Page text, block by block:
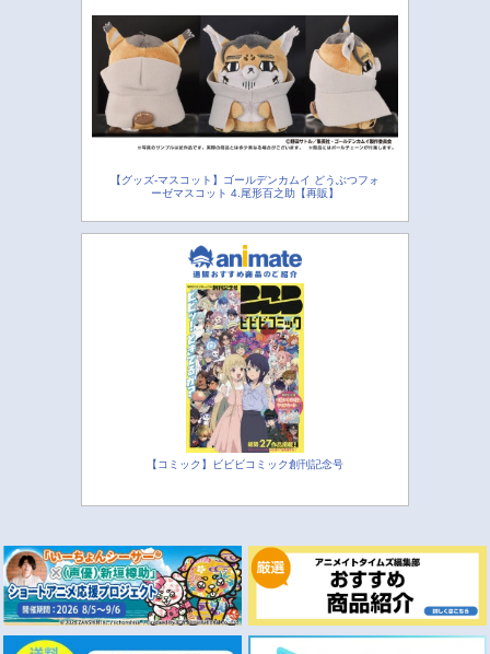
【グッズ-マスコット】ゴールデンカムイ どうぶつフォ
ーゼマスコット 4.尾形百之助【再販】
【コミック】ビビビコミック創刊記念号